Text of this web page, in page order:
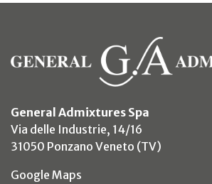
General Admixtures Spa
Via delle Industrie, 14/16
31050 Ponzano Veneto (TV)
Google Maps